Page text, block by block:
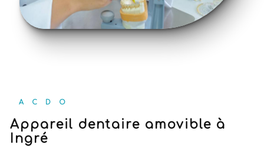
ACDO
appareil dentaire amovible à
Ingré